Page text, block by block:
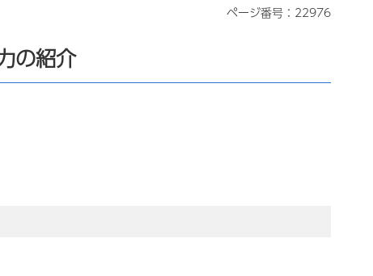
ページ番号：22976
の紹介